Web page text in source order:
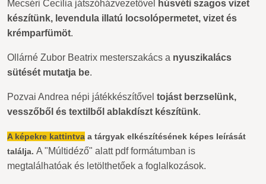
Mecséri Cecília játszóházvezetővel
húsvéti szagos vizet
készítünk, levendula illatú locsolópermetet, vizet és
krémparfümöt.
Ollárné Zubor Beatrix mesterszakács a nyuszikalács
sütését mutatja be.
Pozvai Andrea népi játékkészítővel tojást berzselünk,
vesszőből és textilből ablakdíszt készítünk.
A képekre kattintva a tárgyak elkészítésének képes leírását
találja. A "Múltidéző" alatt pdf formátumban is
megtalálhatóak és letölthetőek a foglalkozások.